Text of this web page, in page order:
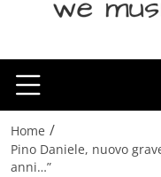
Home /
Pino Daniele, nuovo
anni…”